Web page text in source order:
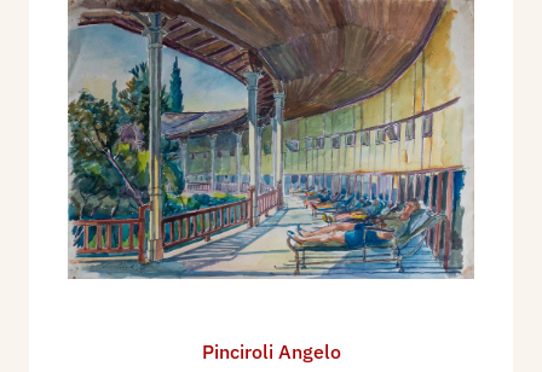
Pinciroli Angelo